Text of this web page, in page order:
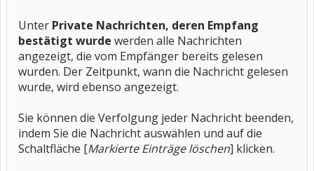
Unter Private Nachrichten, deren Empfang
bestätigt wurde werden alle Nachrichten
angezeigt, die vom Empfänger bereits gelesen
wurden. Der Zeitpunkt, wann die Nachricht gelesen
wurde, wird ebenso angezeigt.
Sie können die Verfolgung jeder Nachricht beenden,
indem Sie die Nachricht auswählen und auf die
Schaltfläche [Markierte Einträge löschen] klicken.